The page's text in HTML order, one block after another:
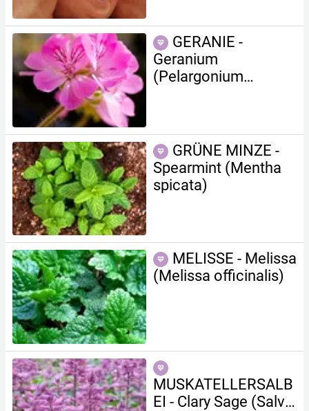
GERANIE -
Geranium
(Pelargonium
GRÜNE MINZE -
Spearmint (Mentha
spicata)
MELISSE - Melissa
(Melissa officinalis)
MUSKATELLERSALB
EI - Clary Sage (Salvia